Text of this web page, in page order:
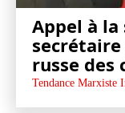
Appel à
russe des
Tendance Marxiste